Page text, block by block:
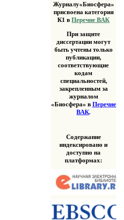
Журналу«Биосфера»
присвоена категория
К1 вПеречне ВАК
При защите
диссертации могут
быть учтены только
публикации,
соответствующие
кодам
специальностей,
закрепленным за
журналом
«Биосфера» в Перечне
ВАК.
Содержание
индексировано и
доступно на
платформах: